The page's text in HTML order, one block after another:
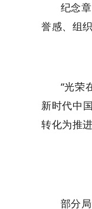
纪念
誉感、组
“光荣
新时代中
转化为推
部分